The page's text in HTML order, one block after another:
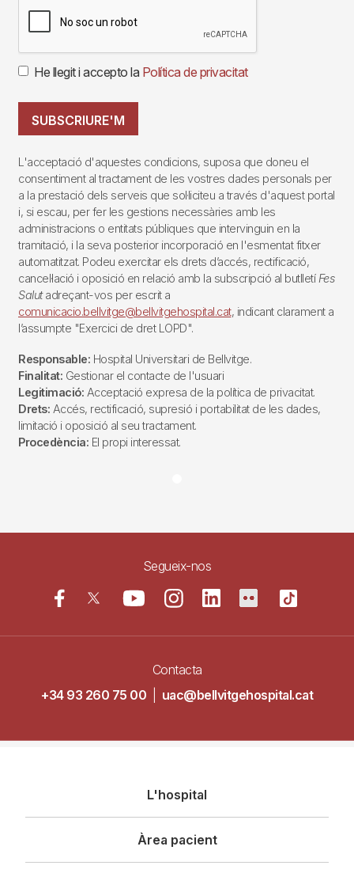
He llegit i accepto la Política de privacitat
SUBSCRIURE'M
L'acceptació d'aquestes condicions, suposa que doneu el
consentiment al tractament de les vostres dades personals per
a la prestació dels serveis que sol·liciteu a través d'aquest portal
i, si escau, per fer les gestions necessàries amb les
administracions o entitats públiques que intervinguin en la
tramitació, i la seva posterior incorporació en l'esmentat fitxer
automatitzat. Podeu exercitar els drets d’accés, rectificació,
cancel·lació i oposició en relació amb la subscripció al butlletí Fes
Salutadreçant-vos per escrit a
comunicacio.bellvitge@bellvitgehospital.cat, indicant clarament a
l’assumpte "Exercici de dret LOPD".
Responsable: Hospital Universitari de Bellvitge.
Finalitat: Gestionar el contacte de l'usuari
Legitimació: Acceptació expresa de la política de privacitat.
Drets: Accés, rectificació, supresió i portabilitat de les dades,
limitació i oposició al seu tractament.
Procedència: El propi interessat.
Segueix-nos
Contacta
+34 93 260 75 00
uac@bellvitgehospital.cat
principal
L'hospital
Àrea pacient